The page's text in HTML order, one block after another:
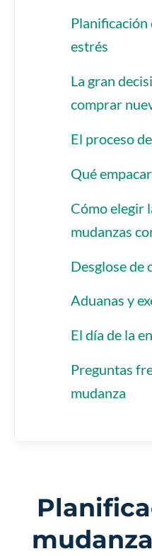
Planificación
estrés
La gran
comprar
El proceso
Qué
Cómo elegir
mudanzas
Desglose de
Aduanas y
El día de la
Preguntas
mudanza